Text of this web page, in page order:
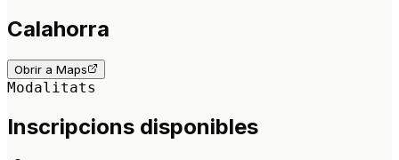
Calahorra
Obrir a Maps
Modalitats
Inscripcions disponibles